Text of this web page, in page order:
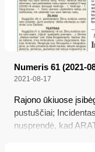
Numeris 61 (2021-
2021-08-17
Rajono ūkiuose
pustuščiai;
nusprendė, kad